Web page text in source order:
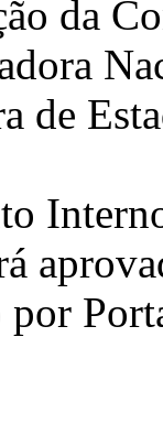
da
de